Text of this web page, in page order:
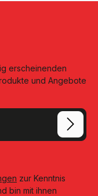
erscheinenden
und Angebote
zur Kenntnis
bin mit ihnen